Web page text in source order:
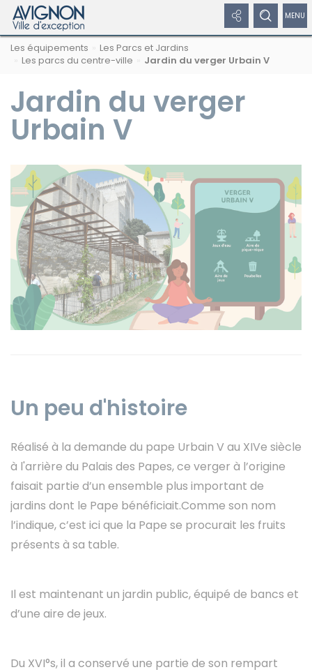
Afficher
Rechercher
sur
Afficher
réseaux
Nous
suivre
réseaux
sociaux
Facebook
Twitter
Navigation
parLes équipements
Les Parcs et Jardins
Les parcs du centre-ville
Jardin du verger Urbain V
Jardin du verger
Urbain V
Un peu d'histoire
Réalisé à la demande du pape Urbain V au XIVe siècle
à l'arrière du Palais des Papes, ce verger à l’origine
faisait partie d’un ensemble plus important de
jardins dont le Pape bénéficiait.Comme son nom
l’indique, c’est ici que la Pape se procurait les fruits
présents à sa table.
Il est maintenant un jardin public, équipé de bancs et
d’une aire de jeux.
Du XVI°s, il a conservé une partie de son rempart
Panneau de gestion des cookies